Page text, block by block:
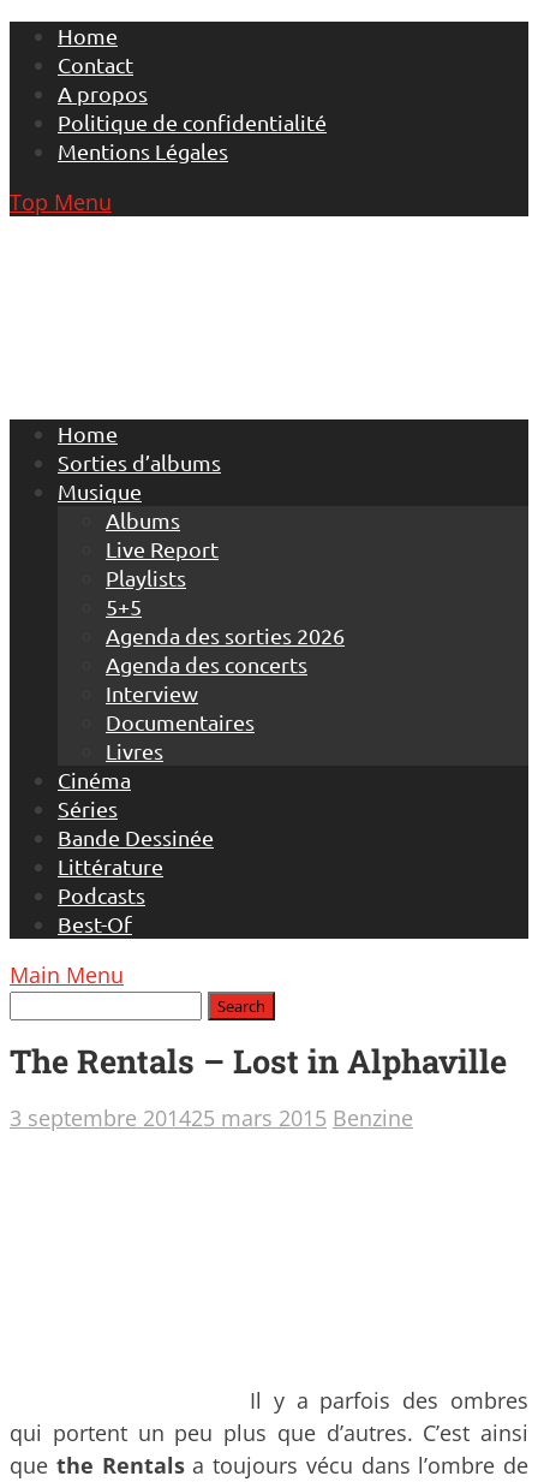
Skip
content
Home
Contact
A propos
Politique de confidentialité
Mentions Légales
Top Menu
Home
Sorties d’albums
Musique
Albums
Live Report
Playlists
5+5
Agenda des sorties 2026
Agenda des concerts
Interview
Documentaires
Livres
Cinéma
Séries
Bande Dessinée
Littérature
Podcasts
Best-Of
Main Menu
The Rentals – Lost in Alphaville
3 septembre 201425 mars 2015 Benzine
Il y a parfois des ombres
qui portent un peu plus que d’autres. C’est ainsi
que the Rentalsa toujours vécu dans l’ombre de